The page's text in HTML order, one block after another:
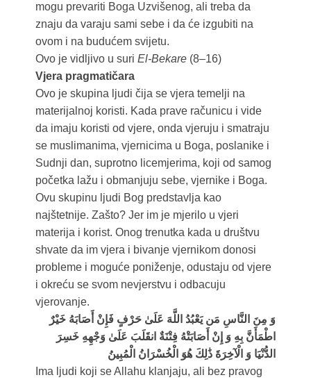
mogu prevariti Boga Uzvišenog, ali treba da
znaju da varaju sami sebe i da će izgubiti na
ovom i na budućem svijetu.
Ovo je vidljivo u suri El-Bekare(8–16)
Vjera pragmatičara
Ovo je skupina ljudi čija se vjera temelji na
materijalnoj koristi. Kada prave računicu i vide
da imaju koristi od vjere, onda vjeruju i smatraju
se muslimanima, vjernicima u Boga, poslanike i
Sudnji dan, suprotno licemjerima, koji od samog
početka lažu i obmanjuju sebe, vjernike i Boga.
Ovu skupinu ljudi Bog predstavlja kao
najštetnije. Zašto? Jer im je mjerilo u vjeri
materija i korist. Onog trenutka kada u društvu
shvate da im vjera i bivanje vjernikom donosi
probleme i moguće poniženje, odustaju od vjere
i okreću se svom nevjerstvu i odbacuju
vjerovanje.
وَ مِنَ النَّاسِ مَن يَعْبُدُ اللَّهَ عَلَىٰ حَرْفٍ فَإِنْ أَصَابَهُ خَيْرٌ
اطْمَأَنَّ بِهِ وَ إِنْ أَصَابَتْهُ فِتْنَةٌ انقَلَبَ عَلَىٰ وَجْهِهِ خَسِرَ
الدُّنْيَا وَ الْآخِرَةَ ذَٰلِكَ هُوَ الْخُسْرَانُ الْمُبِينُ
Ima ljudi koji se Allahu klanjaju, ali bez pravog